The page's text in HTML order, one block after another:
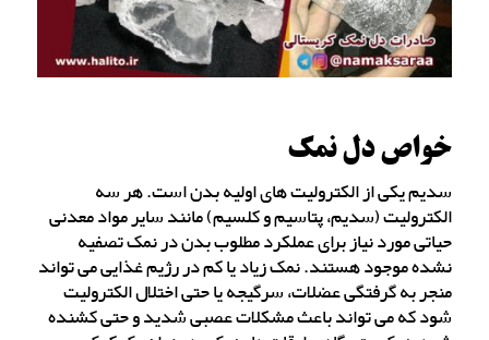
خواص دل نمک
سدیم یکی از الکترولیت های اولیه بدن است. هر سه
الکترولیت (سدیم، پتاسیم و کلسیم) مانند سایر مواد معدنی
حیاتی مورد نیاز برای عملکرد مطلوب بدن در نمک تصفیه
نشده موجود هستند. نمک زیاد یا کم در رژیم غذایی می تواند
منجر به گرفتگی عضلات، سرگیجه یا حتی اختلال الکترولیت
شود که می تواند باعث مشکلات عصبی شدید و حتی کشنده